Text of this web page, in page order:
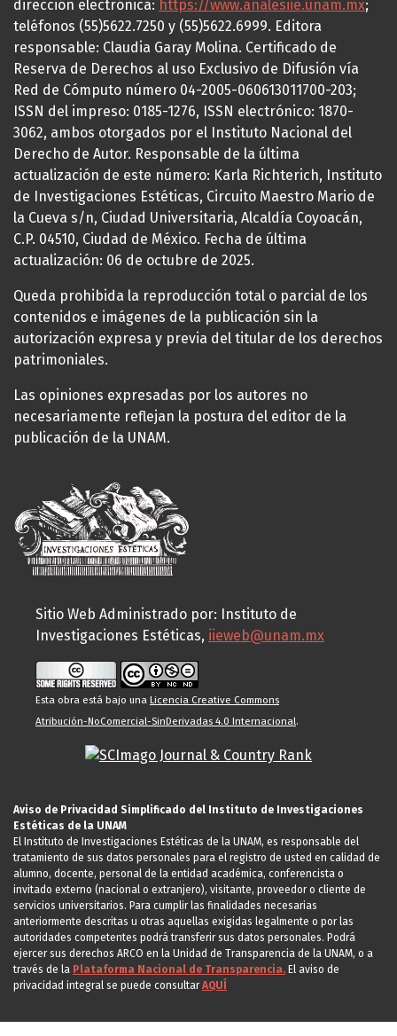
dirección electrónica: https://www.analesiie.unam.mx;
teléfonos (55)5622.7250 y (55)5622.6999. Editora
responsable: Claudia Garay Molina. Certificado de
Reserva de Derechos al uso Exclusivo de Difusión vía
Red de Cómputo número 04-2005-060613011700-203;
ISSN del impreso: 0185-1276, ISSN electrónico: 1870-
3062, ambos otorgados por el Instituto Nacional del
Derecho de Autor. Responsable de la última
actualización de este número: Karla Richterich, Instituto
de Investigaciones Estéticas, Circuito Maestro Mario de
la Cueva s/n, Ciudad Universitaria, Alcaldía Coyoacán,
C.P. 04510, Ciudad de México. Fecha de última
actualización: 06 de octubre de 2025.
Queda prohibida la reproducción total o parcial de los
contenidos e imágenes de la publicación sin la
autorización expresa y previa del titular de los derechos
patrimoniales.
Las opiniones expresadas por los autores no
necesariamente reflejan la postura del editor de la
publicación de la UNAM.
Sitio Web Administrado por: Instituto de
Investigaciones Estéticas, iieweb@unam.mx
Esta obra está bajo una Licencia Creative Commons
Atribución-NoComercial-SinDerivadas 4.0 Internacional.
Aviso de Privacidad Simplificado del Instituto de Investigaciones
Estéticas de la UNAM
El Instituto de Investigaciones Estéticas de la UNAM, es responsable del
tratamiento de sus datos personales para el registro de usted en calidad de
alumno, docente, personal de la entidad académica, conferencista o
invitado externo (nacional o extranjero), visitante, proveedor o cliente de
servicios universitarios. Para cumplir las finalidades necesarias
anteriormente descritas u otras aquellas exigidas legalmente o por las
autoridades competentes podrá transferir sus datos personales. Podrá
ejercer sus derechos ARCO en la Unidad de Transparencia de la UNAM, o a
través de la Plataforma Nacional de Transparencia. El aviso de
privacidad integral se puede consultarAQUÍ